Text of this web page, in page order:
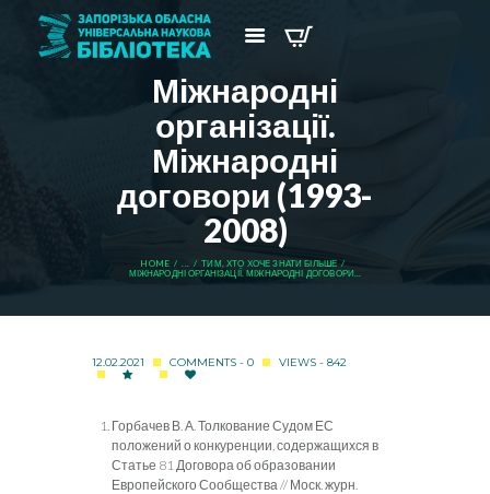
Міжнародні
організації.
Міжнародні
договори (1993-
2008)
HOME ...
ТИМ, ХТО ХОЧЕ ЗНАТИ БІЛЬШЕ
МІЖНАРОДНІ ОРГАНІЗАЦІЇ. МІЖНАРОДНІ ДОГОВОРИ...
12.02.2021 COMMENTS - 0 VIEWS - 842
Горбачев В. А. Толкование Судом ЕС
положений о конкуренции, содержащихся в
Статье 81 Договора об образовании
Европейского Сообщества // Моск. журн.